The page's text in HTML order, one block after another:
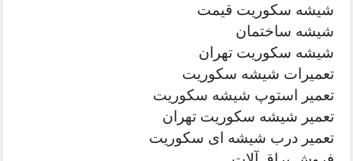
شیشه سکوریت قیمت
شیشه ساختمان
شیشه سکوریت تهران
تعمیرات شیشه سکوریت
تعمیر استوپ شیشه سکوریت
تعمیر شیشه سکوریت تهران
تعمیر درب شیشه ای سکوریت